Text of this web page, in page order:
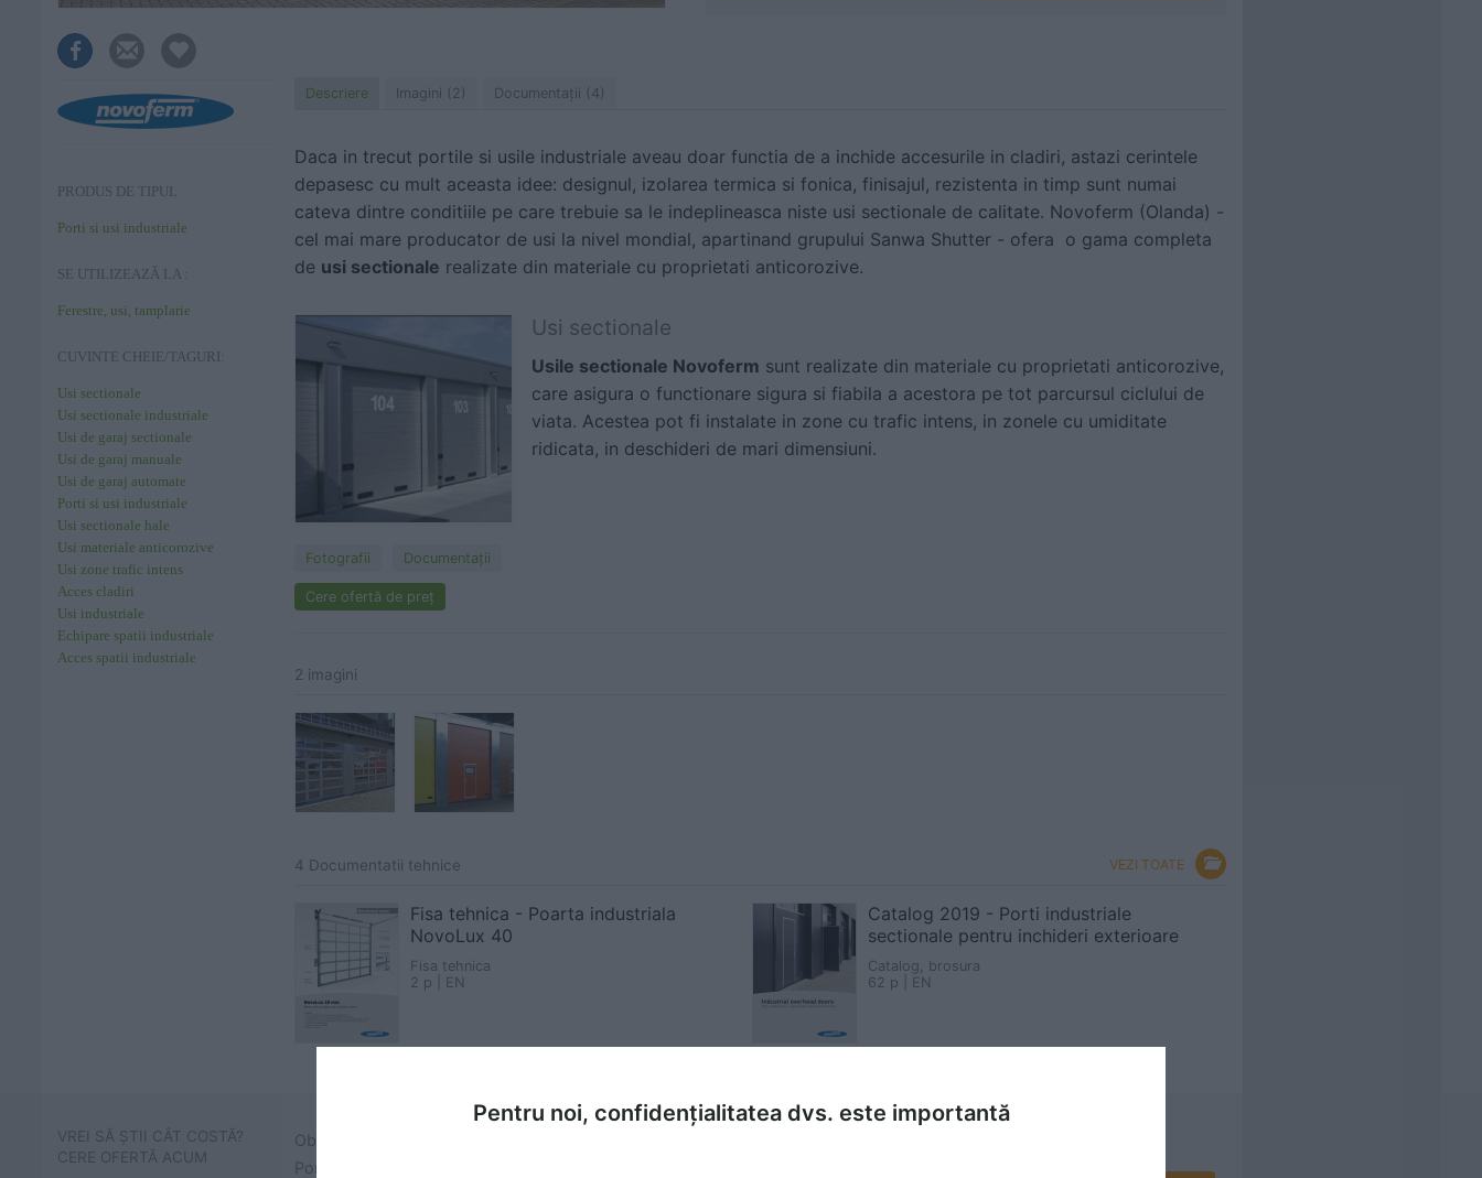
PRODUS DE TIPUL
Porti si usi industriale
SE UTILIZEAZĂ LA :
Ferestre, usi, tamplarie
CUVINTE CHEIE/TAGURI:
Usi sectionale
Usi sectionale industriale
Usi de garaj sectionale
Usi de garaj manuale
Usi de garaj automate
Porti si usi industriale
Usi sectionale hale
Usi materiale anticorozive
Usi zone trafic intens
Acces cladiri
Usi industriale
Echipare spatii industriale
Acces spatii industriale
Descriere Imagini (2) Documentaţii (4)
Daca in trecut portile si usile industriale aveau doar functia de a inchide accesurile in cladiri, astazi cerintele
depasesc cu mult aceasta idee: designul, izolarea termica si fonica, finisajul, rezistenta in timp sunt numai
cateva dintre conditiile pe care trebuie sa le indeplineasca niste usi sectionale de calitate. Novoferm (Olanda) -
cel mai mare producator de usi la nivel mondial, apartinand grupului Sanwa Shutter - ofera o gama completa
de usi sectionale realizate din materiale cu proprietati anticorozive.
Fotografii Documentaţii
Cere ofertă de preț
Usi sectionale
Usile sectionale Novoferm sunt realizate din materiale cu proprietati anticorozive,
care asigura o functionare sigura si fiabila a acestora pe tot parcursul ciclului de
viata. Acestea pot fi instalate in zone cu trafic intens, in zonele cu umiditate
ridicata, in deschideri de mari dimensiuni.
2 imagini
4 Documentatii tehnice VEZI TOATE
Fisa tehnica - Poarta industriala
NovoLux 40
Fisa tehnica
2 p | EN
Catalog 2019 - Porti industriale
sectionale pentru inchideri exterioare
Catalog, brosura
62 p | EN
VREI SĂ ȘTII CÂT COSTĂ?
CERE OFERTĂ ACUM
Obține prețuri și află cât costă produsele din gama de
Porti industriale sectionale pentru inchideri exterioare
Pentru noi, confidențialitatea dvs. este importantă